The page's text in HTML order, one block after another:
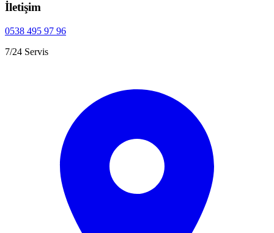
İletişim
0538 495 97 96
7/24 Servis